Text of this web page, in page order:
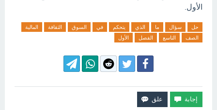
الأول.
حل سؤال ما الذي يتحكم في السوق الثقافة
المالية
الصف
التاسع الفصل الأول